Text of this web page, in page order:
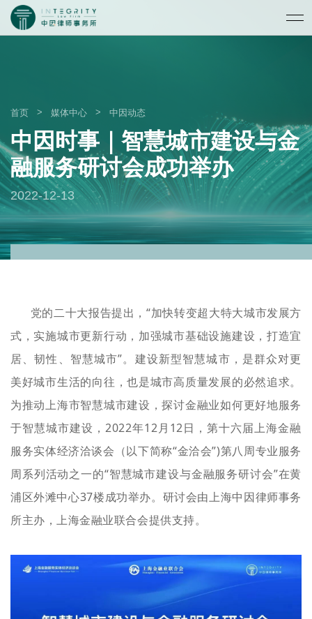
首页 > 媒体中心 > 中因动态
中因时事｜智慧城市建设与金
融服务研讨会成功举办
2022-12-13
党的二十大报告提出，“加快转变超大特大城市发展方
式，实施城市更新行动，加强城市基础设施建设，打造宜
居、韧性、智慧城市”。建设新型智慧城市，是群众对更
美好城市生活的向往，也是城市高质量发展的必然追求。
为推动上海市智慧城市建设，探讨金融业如何更好地服务
于智慧城市建设，2022年12月12日，第十六届上海金融
服务实体经济洽谈会（以下简称“金洽会”)第八周专业服务
周系列活动之一的“智慧城市建设与金融服务研讨会”在黄
浦区外滩中心37楼成功举办。研讨会由上海中因律师事务
所主办，上海金融业联合会提供支持。